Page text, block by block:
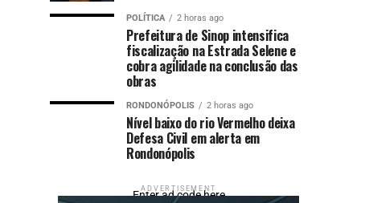
POLÍTICA 2 horas ago
Prefeitura de Sinop intensifica
fiscalização na Estrada Selene e
cobra agilidade na conclusão das
obras
RONDONÓPOLIS 2 horas ago
Nível baixo do rio Vermelho deixa
Defesa Civil em alerta em
Rondonópolis
ADVERTISEMENT
Enter ad code here